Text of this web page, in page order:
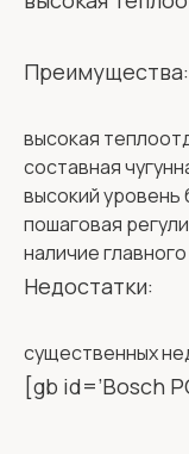
Преимущества:
высокая
составная
высокий уровень
пошаговая
наличие
Недостатки:
существенных
[gb id=’Bosch